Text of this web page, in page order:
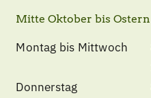
Mitte Oktober bis Ostern
Montag bis Mittwoch
Donnerstag